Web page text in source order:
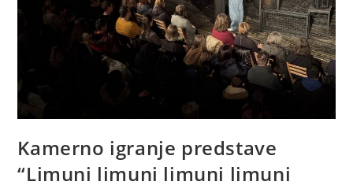
Kamerno igranje predstave
“Limuni limuni limuni limuni